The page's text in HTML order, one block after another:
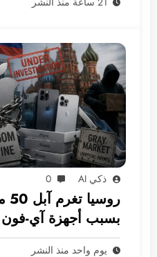
ذكي AI 0
بسبب أجهزة آي-فون
يوم واحد منذ النشر